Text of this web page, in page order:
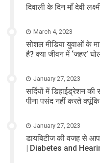
दिवाली के दिन माँ देवी
March 4, 2023
सोशल मीडिया युवाओं के
है? क्या जीवन में ‘जहर’
January 27, 2023
सर्दियों में डिहाईड्रेशन की
पीना पसंद नहीं करते क्यूंकि
January 27, 2023
डायबिटीज की वजह से
| Diabetes and